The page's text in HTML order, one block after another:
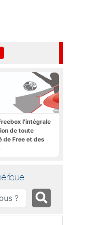
l'intégrale
de toute
de Free et des